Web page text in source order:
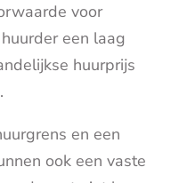
voor
een laag
huurprijs
en een
ook een vaste